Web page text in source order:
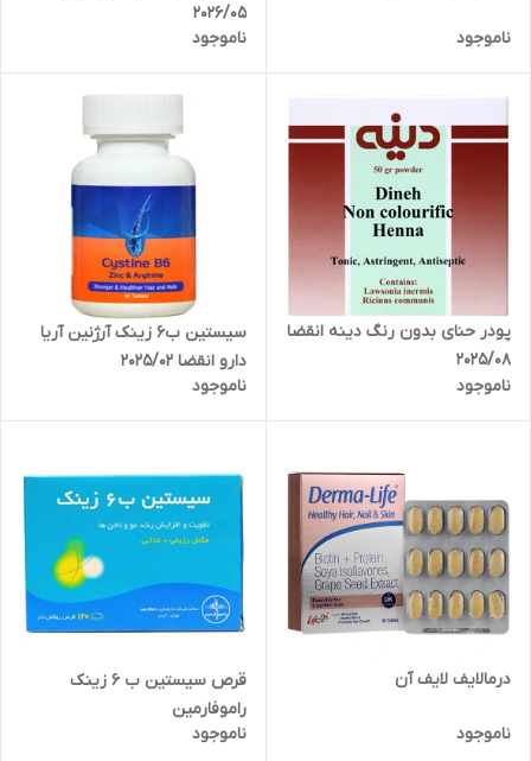
ناموجود
2026/05
ناموجود
پودر حنای بدون رنگ دینه انقضا
2025/08
ناموجود
سیستین ب6 زینک آرژنین آریا
دارو انقضا 2025/02
ناموجود
درمالایف لایف آن
ناموجود
قرص سیستین ب 6 زینک
راموفارمین
ناموجود